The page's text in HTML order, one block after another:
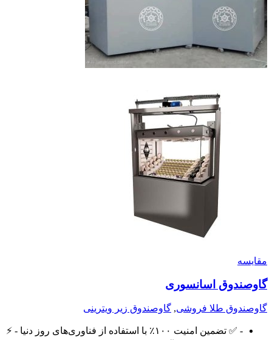
مقايسه
گاوصندوق اسانسوری
گاوصندوق طلا فروشی, گاوصندوق زیر ویترینی
- ✅ تضمین امنیت ۱۰۰٪ با استفاده از فناوری‌های روز دنیا - ⚡️